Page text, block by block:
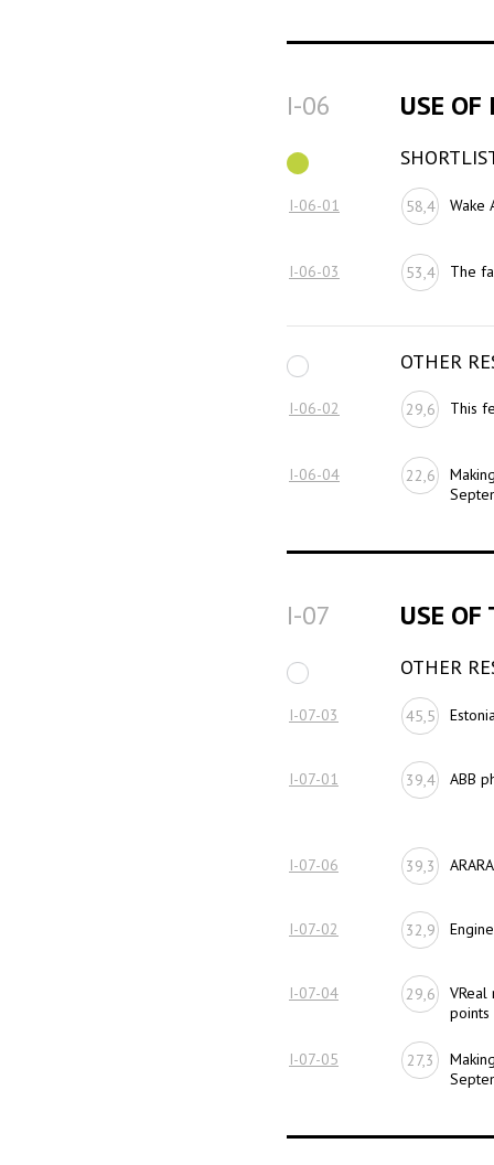
I-06 USE OF
I-06-01 58,4 Wake
I-06-03 53,4 The
OTHER
I-06-02 29,6 This
I-06-04 22,6
I-07 USE OF
OTHER
I-07-03 45,5
I-07-01 39,4 ABB
I-07-06 39,3
I-07-02 32,9
I-07-04 29,6
VReal
points
I-07-05 27,3